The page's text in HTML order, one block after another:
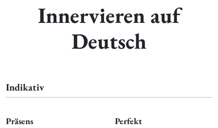
Innervieren auf
Deutsch
Indikativ
Präsens Perfekt